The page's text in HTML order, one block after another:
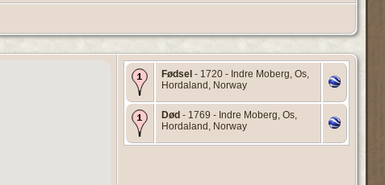
Fødsel - 1720 - Indre Moberg, Os,
Hordaland, Norway
Død - 1769 - Indre Moberg, Os,
Hordaland, Norway